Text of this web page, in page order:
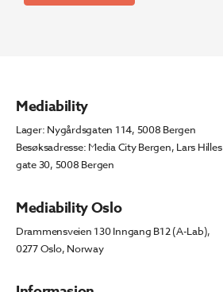
Mediability
Lager: Nygårdsgaten 114, 5008 Bergen
Besøksadresse: Media City Bergen, Lars Hilles
gate 30, 5008 Bergen
Mediability Oslo
Drammensveien 130 Inngang B12 (A-Lab),
0277 Oslo, Norway